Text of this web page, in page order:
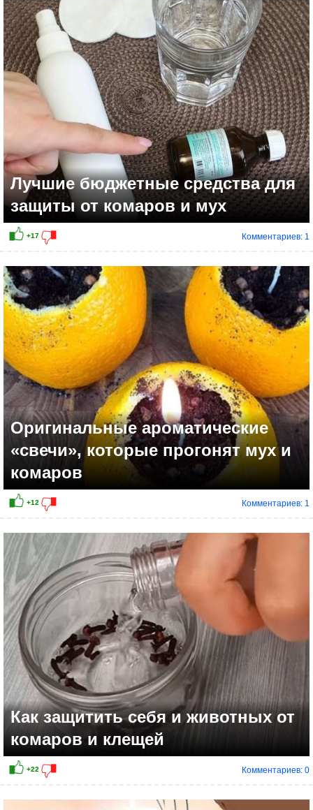
+10
+12
Лучшие бюджетные средства для
защиты от комаров и мух
Комментариев: 1
Оригинальные ароматические
«свечи», которые прогонят мух и
комаров
Комментариев: 1
Как защитить себя и животных от
комаров и клещей
Комментариев: 0